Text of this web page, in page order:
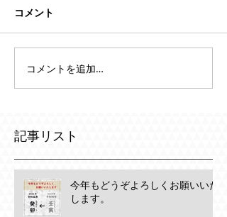
コメント
コメントを追加…
記事リスト
今年もどうぞよろしくお願いいた
します。